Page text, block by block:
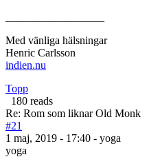
Med vänliga hälsningar
Henric Carlsson
indien.nu
Topp
180 reads
Re: Rom som liknar Old Monk
#21
1 maj, 2019 - 17:40 - yoga
yoga